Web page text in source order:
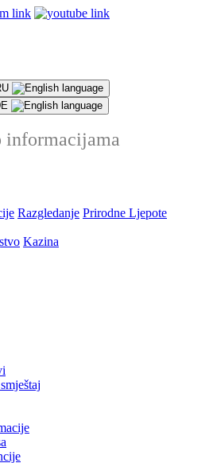
informacijama
Razgledanje Prirodne Ljepote
Kazina